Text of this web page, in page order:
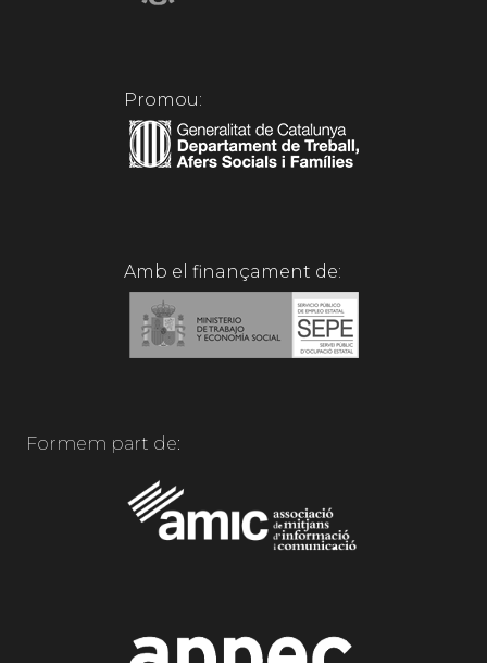
Promou:
Amb el finançament de:
Formem part de: